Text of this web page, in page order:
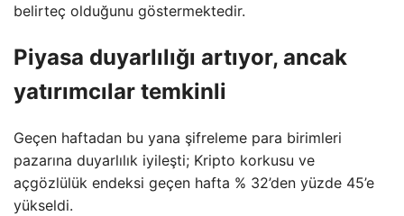
belirteç olduğunu göstermektedir.
Piyasa duyarlılığı artıyor, ancak
yatırımcılar temkinli
Geçen haftadan bu yana şifreleme para birimleri
pazarına duyarlılık iyileşti; Kripto korkusu ve
açgözlülük endeksi geçen hafta % 32’den yüzde 45’e
yükseldi.